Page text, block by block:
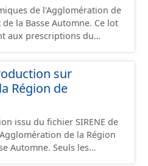
de l'Agglomération de
la Basse Automne. Ce lot
aux prescriptions du
sur
Région de
issu du fichier SIRENE de
de la Région
Seuls les